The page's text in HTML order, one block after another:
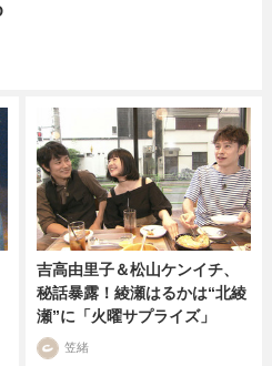
吉高由里子＆松山ケンイチ、
秘話暴露！綾瀬はるかは“北綾
瀬”に「火曜サプライズ」
笠緒